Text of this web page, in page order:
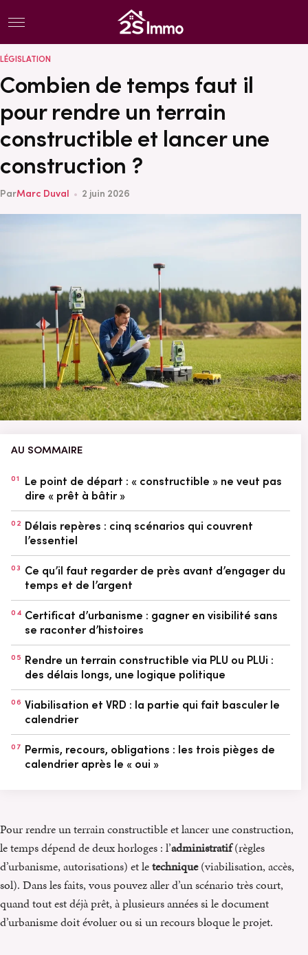
Menu
LÉGISLATION
Combien de temps faut il
pour rendre un terrain
constructible et lancer une
construction ?
ParMarc Duval 2 juin 2026
Pour rendre un terrain constructible et lancer une construction,
le temps dépend de deux horloges : l’administratif(règles
d’urbanisme, autorisations) et letechnique(viabilisation, accès,
sol). Dans les faits, vous pouvez aller d’un scénario très court,
quand tout est déjà prêt, à plusieurs années si le document
d’urbanisme doit évoluer ou si un recours bloque le projet.
AU SOMMAIRE
01
Le point de départ : « constructible » ne veut pas
dire « prêt à bâtir »
02 Délais repères : cinq scénarios qui couvrent
l’essentiel
03
Ce qu’il faut regarder de près avant d’engager du
temps et de l’argent
04 Certificat d’urbanisme : gagner en visibilité sans
se raconter d’histoires
05 Rendre un terrain constructible via PLU ou PLUi :
des délais longs, une logique politique
06 Viabilisation et VRD : la partie qui fait basculer le
calendrier
07 Permis, recours, obligations : les trois pièges de
calendrier après le « oui »